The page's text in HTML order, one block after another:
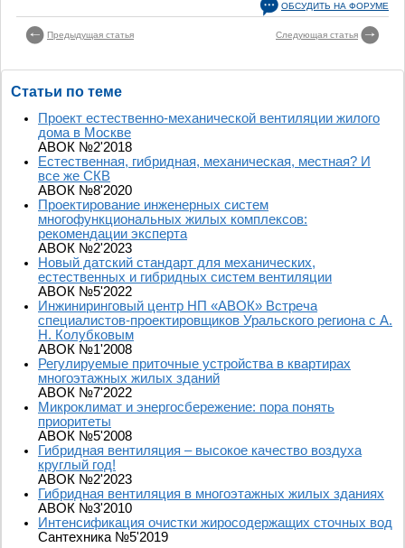
ОБСУДИТЬ НА ФОРУМЕ
Предыдущая статья Следующая статья
Статьи по теме
Проект естественно-механической вентиляции жилого
дома в Москве
АВОК №2'2018
Естественная, гибридная, механическая, местная? И
все же СКВ
АВОК №8'2020
Проектирование инженерных систем
многофункциональных жилых комплексов:
рекомендации эксперта
АВОК №2'2023
Новый датский стандарт для механических,
естественных и гибридных систем вентиляции
АВОК №5'2022
Инжиниринговый центр НП «АВОК» Встреча
специалистов-проектировщиков Уральского региона с А.
Н. Колубковым
АВОК №1'2008
Регулируемые приточные устройства в квартирах
многоэтажных жилых зданий
АВОК №7'2022
Микроклимат и энергосбережение: пора понять
приоритеты
АВОК №5'2008
Гибридная вентиляция – высокое качество воздуха
круглый год!
АВОК №2'2023
Гибридная вентиляция в многоэтажных жилых зданиях
АВОК №3'2010
Интенсификация очистки жиросодержащих сточных вод
Сантехника №5'2019